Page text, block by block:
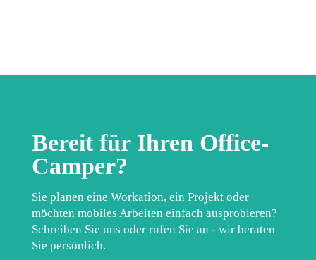
Bereit für Ihren Office-
Camper?
Sie planen eine Workation, ein Projekt oder
möchten mobiles Arbeiten einfach ausprobieren?
Schreiben Sie uns oder rufen Sie an - wir beraten
Sie persönlich.